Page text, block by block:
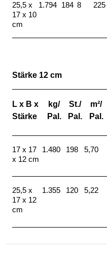
25,5 x
17 x 10
cm
1.794 184 8 225
Stärke 12 cm
L x B x
Stärke
kg/
Pal.
St./
Pal.
m²/
Pal.
17 x 17
x 12 cm
1.480 198 5,70
25,5 x
17 x 12
cm
1.355 120 5,22